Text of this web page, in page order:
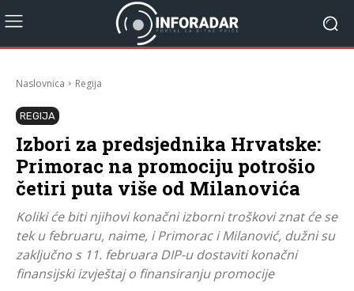
Naslovnica Regija
REGIJA
Izbori za predsjednika Hrvatske:
Primorac na promociju potrošio
četiri puta više od Milanovića
Koliki će biti njihovi konačni izborni troškovi znat će se
tek u februaru, naime, i Primorac i Milanović, dužni su
zaključno s 11. februara DIP-u dostaviti konačni
finansijski izvještaj o finansiranju promocije